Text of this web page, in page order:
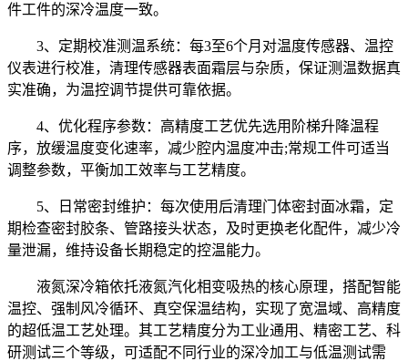
件工件的深冷温度一致。
3、定期校准测温系统：每3至6个月对温度传感器、温控
仪表进行校准，清理传感器表面霜层与杂质，保证测温数据真
实准确，为温控调节提供可靠依据。
4、优化程序参数：高精度工艺优先选用阶梯升降温程
序，放缓温度变化速率，减少腔内温度冲击;常规工件可适当
调整参数，平衡加工效率与工艺精度。
5、日常密封维护：每次使用后清理门体密封面冰霜，定
期检查密封胶条、管路接头状态，及时更换老化配件，减少冷
量泄漏，维持设备长期稳定的控温能力。
液氮深冷箱依托液氮汽化相变吸热的核心原理，搭配智能
温控、强制风冷循环、真空保温结构，实现了宽温域、高精度
的超低温工艺处理。其工艺精度分为工业通用、精密工艺、科
研测试三个等级，可适配不同行业的深冷加工与低温测试需